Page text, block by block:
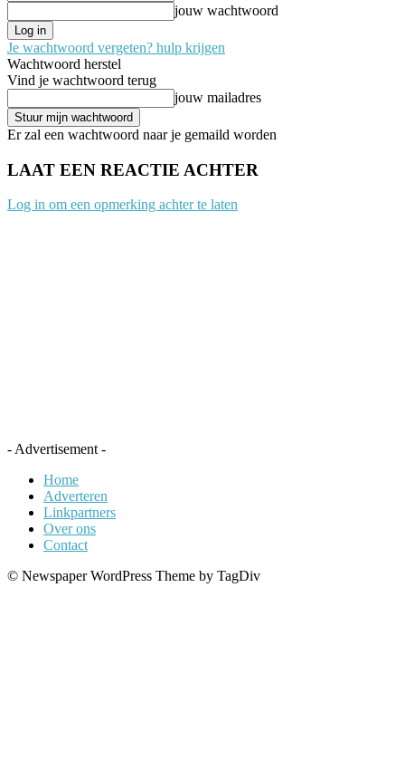
jouw wachtwoord
Je wachtwoord vergeten? hulp krijgen
Wachtwoord herstel
Vind je wachtwoord terug
jouw mailadres
Er zal een wachtwoord naar je gemaild worden
LAAT EEN REACTIE ACHTER
Log in om een opmerking achter te laten
- Advertisement -
Home
Adverteren
Linkpartners
Over ons
Contact
© Newspaper WordPress Theme by TagDiv